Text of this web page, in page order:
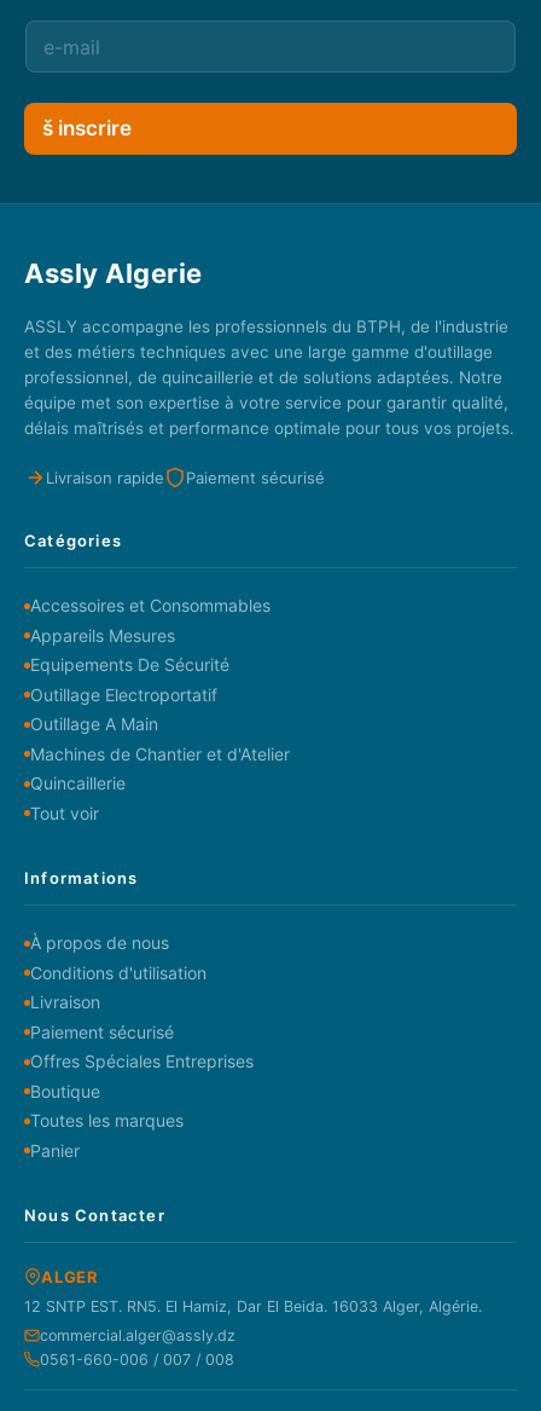
š inscrire
Assly Algerie
ASSLY accompagne les professionnels du BTPH, de l'industrie
et des métiers techniques avec une large gamme d'outillage
professionnel, de quincaillerie et de solutions adaptées. Notre
équipe met son expertise à votre service pour garantir qualité,
délais maîtrisés et performance optimale pour tous vos projets.
Livraison rapide Paiement sécurisé
Catégories
Accessoires et Consommables
Appareils Mesures
Equipements De Sécurité
Outillage Electroportatif
Outillage A Main
Machines de Chantier et d'Atelier
Quincaillerie
Tout voir
Informations
À propos de nous
Conditions d'utilisation
Livraison
Paiement sécurisé
Offres Spéciales Entreprises
Boutique
Toutes les marques
Panier
Nous Contacter
ALGER
12 SNTP EST. RN5. El Hamiz, Dar El Beida. 16033 Alger, Algérie.
commercial.alger@assly.dz
0561-660-006 / 007 / 008